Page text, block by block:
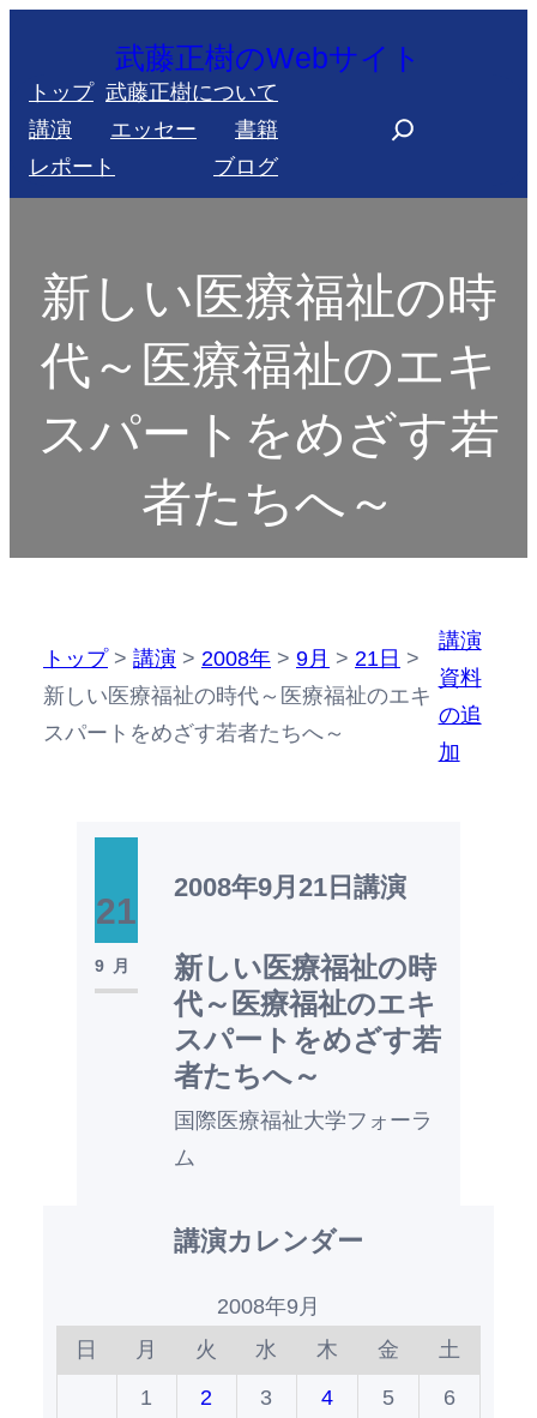
を
ス
キ
武藤正樹のWebサイト
トップ 武藤正樹について
講演
エッセー
書籍
レポート
ブログ
h
新しい医療福祉の時
代～医療福祉のエキ
スパートをめざす若
者たちへ～
トップ> 講演 > 2008年 > 9月 > 21日 >
新しい医療福祉の時代～医療福祉のエキ
スパートをめざす若者たちへ～
講演
資料
の追
加
21
9月
2008年9月21日 講演
新しい医療福祉の時
代～医療福祉のエキ
スパートをめざす若
者たちへ～
国際医療福祉大学フォーラ
ム
講演カレンダー
2008年9月
日
月 火 水 木 金
土
1
2 3 4 5
6